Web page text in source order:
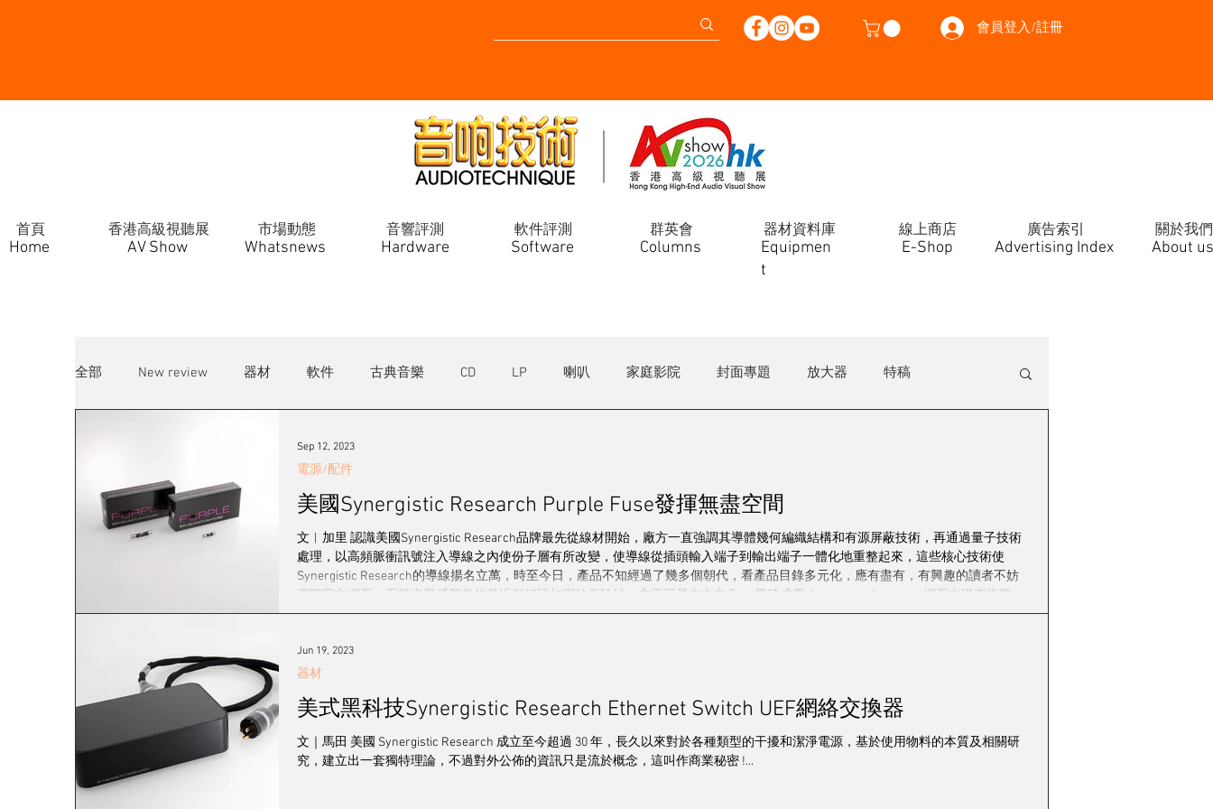
會員登入/註冊
Home
首頁 香港高級視聽展 市場動態 音響評測 軟件評測 群英會 器材資料庫 線上商店 廣告索引 關於我們
AV Show Whatsnews Hardware Software
Equipmen
t
E-Shop
Columns About us
Advertising Index
全部 New review 器材 軟件 古典音樂 CD LP 喇叭 家庭影院 封面專題 放大器 特稿
耳機/播放器
2023 視聽展展覽報導 黑膠系統 登門造訪 2024 視聽展展覽報導 專訪 2025音響展
美國Synergistic Research Purple Fuse發揮無盡空間
文︱加里 認識美國Synergistic Research品牌最先從線材開始，廠方一直強調其導體幾何編織結構和有源屏蔽技術，再通過量子技術
處理，以高頻脈衝訊號注入導線之內使份子層有所改變，使導線從插頭輸入端子到輸出端子一體化地重整起來，這些核心技術使
Synergistic Research的導線揚名立萬，時至今日，產品不知經過了幾多個朝代，看產品目錄多元化，應有盡有，有興趣的讀者不妨
瀏覽官方網頁，而筆者最感興趣的是近年好評如潮的保險絲，亦正正是本文主角。 累積成果 Synergistic Research網頁內現存旗艦級
的Master Fuse和最新取代Orange的Purple Fuse，是次代理送來了2條Purple Fuse作測試。全新的Purple Quantum量子保險絲是
術，即三階段長時間高壓調節過程和一種全新的以石墨烯為特色的UEF化合物，確實超越了Orange Fuse才推出。這些新技術共同創
電源/配件
Sep 12, 2023
美式黑科技Synergistic Research Ethernet Switch UEF網絡交換器
文｜馬田 美國 Synergistic Research 成立至今超過 30 年，長久以來對於各種類型的干擾和潔淨電源，基於使用物料的本質及相關研
究，建立出一套獨特理論，不過對外公佈的資訊只是流於概念，這叫作商業秘密 !...
器材
Jun 19, 2023